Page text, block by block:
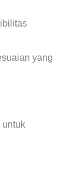
yang
untuk